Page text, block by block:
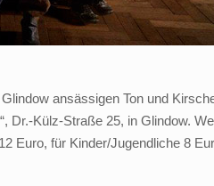
ansässigen Ton und
Külz-Straße 25, in Glindow.
Euro, für Kinder/Jugendliche 8